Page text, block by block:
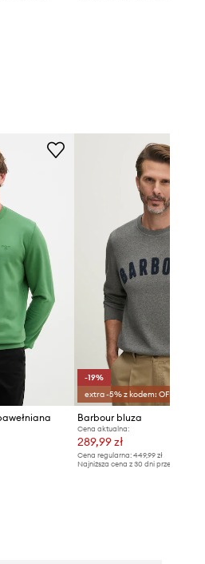
-19%
extra -5% z kodem: OFF*
Barbour bluza
Cena aktualna:
289,99 zł
Cena regularna: 449,99 zł
Najniższa cena z 30 dni przed obniżką: